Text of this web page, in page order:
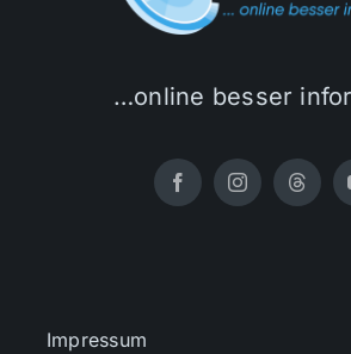
…online besser
Impressum